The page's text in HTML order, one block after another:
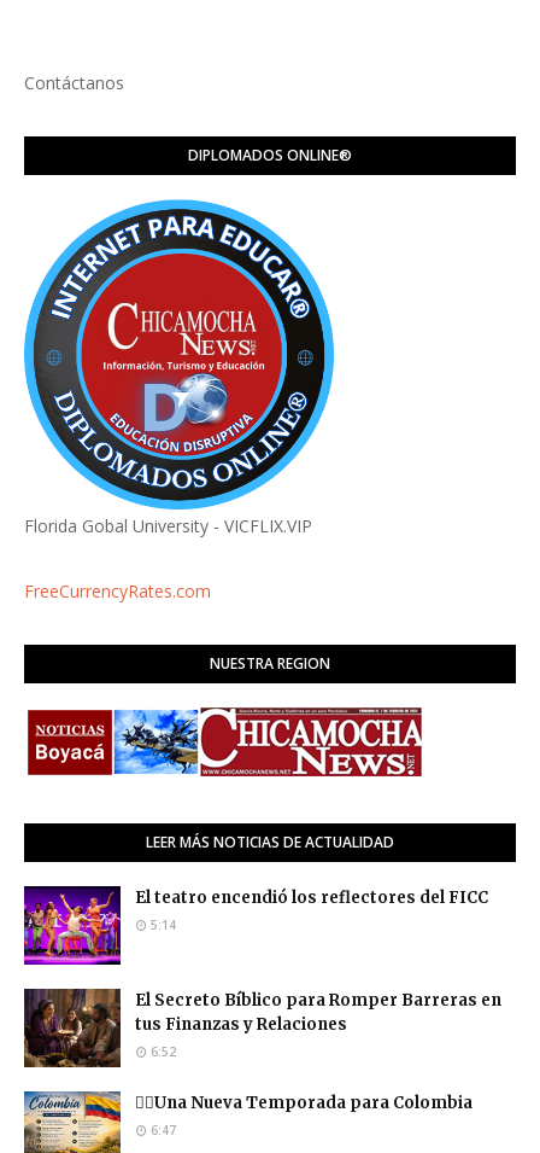
Contáctanos
DIPLOMADOS ONLINE®️
Florida Gobal University - VICFLIX.VIP
FreeCurrencyRates.com
NUESTRA REGION
LEER MÁS NOTICIAS DE ACTUALIDAD
El teatro encendió los reflectores del FICC
5:14
El Secreto Bíblico para Romper Barreras en
tus Finanzas y Relaciones
6:52
❤️‍🔥Una Nueva Temporada para Colombia
6:47